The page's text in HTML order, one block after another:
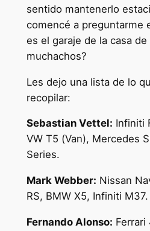
sentido mantenerlo
comencé a preguntarme
es el garaje de la casa
muchachos?
Les dejo una lista de lo
recopilar:
Sebastian Vettel: Infiniti
VW T5 (Van), Mercedes
Series.
Mark Webber: Nissan
RS, BMW X5, Infiniti M37.
Fernando Alonso: Ferrari